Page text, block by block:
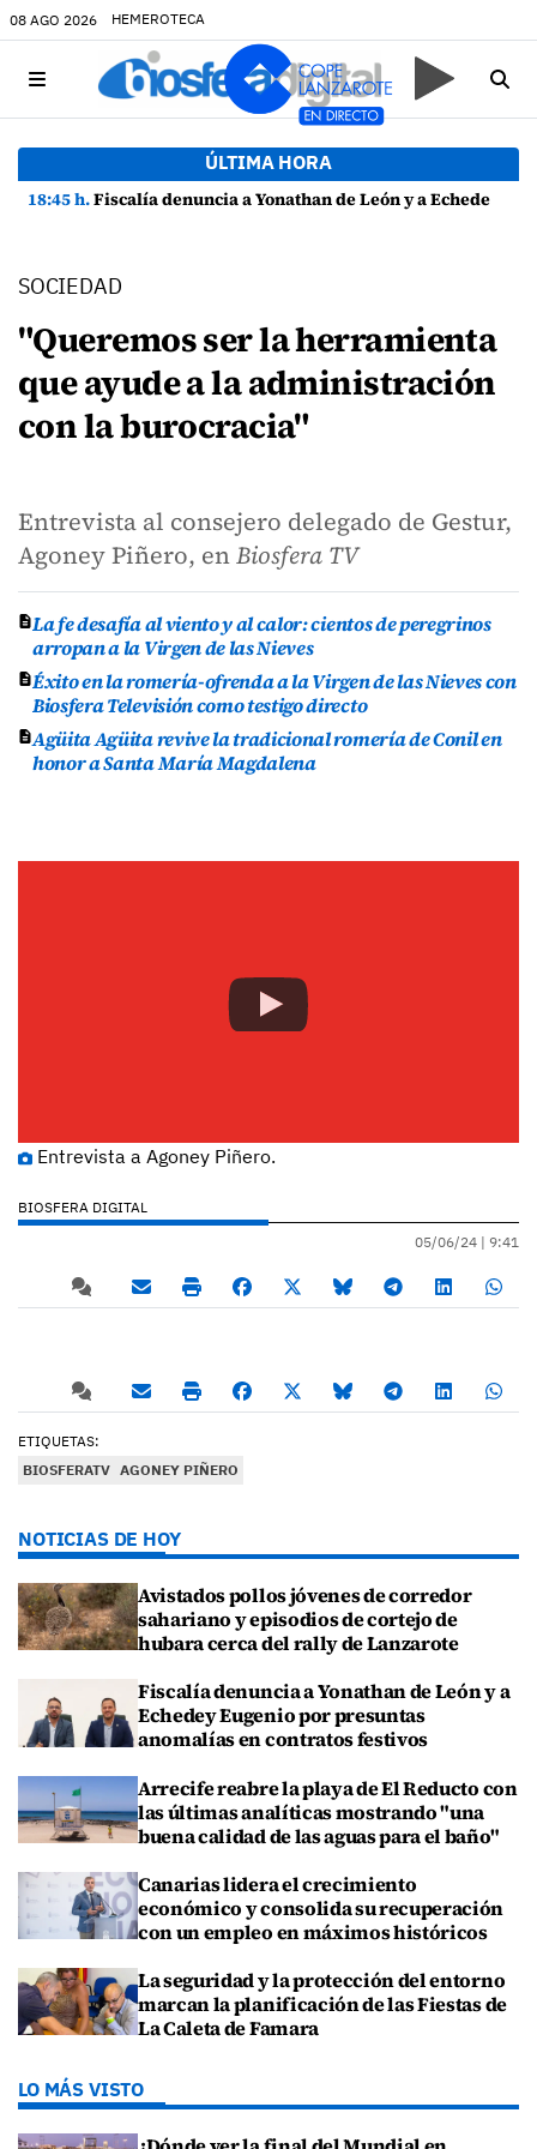
08 AGO 2026 HEMEROTECA
ÚLTIMA HORA
18:45 h.Fiscalía denuncia a Yonathan de León y a Echedey Eugenio por presuntas anomalías en contratos festivos
SOCIEDAD
"Queremos ser la herramienta
que ayude a la administración
con la burocracia"
Entrevista al consejero delegado de Gestur,
Agoney Piñero, enBiosfera TV
La fe desafía al viento y al calor: cientos de peregrinos
arropan a la Virgen de las Nieves
Éxito en la romería-ofrenda a la Virgen de las Nieves con
Biosfera Televisión como testigo directo
Agüita Agüita revive la tradicional romería de Conil en
honor a Santa María Magdalena
Entrevista a Agoney Piñero.
BIOSFERA DIGITAL
05/06/24 | 9:41
ETIQUETAS:
BIOSFERATV AGONEY PIÑERO
NOTICIAS DE HOY
Avistados pollos jóvenes de corredor
sahariano y episodios de cortejo de
hubara cerca del rally de Lanzarote
Fiscalía denuncia a Yonathan de León y a
Echedey Eugenio por presuntas
anomalías en contratos festivos
Arrecife reabre la playa de El Reducto con
las últimas analíticas mostrando "una
buena calidad de las aguas para el baño"
Canarias lidera el crecimiento
económico y consolida su recuperación
con un empleo en máximos históricos
La seguridad y la protección del entorno
marcan la planificación de las Fiestas de
La Caleta de Famara
LO MÁS VISTO